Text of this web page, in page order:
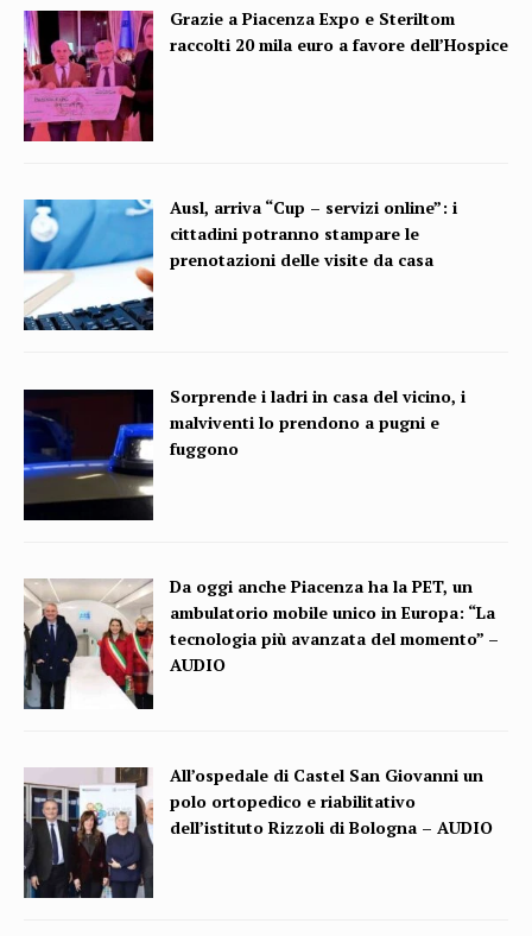
Grazie a Piacenza Expo e Steriltom
raccolti 20 mila euro a favore dell’Hospice
Ausl, arriva “Cup – servizi online”: i
cittadini potranno stampare le
prenotazioni delle visite da casa
Sorprende i ladri in casa del vicino, i
malviventi lo prendono a pugni e
fuggono
Da oggi anche Piacenza ha la PET, un
ambulatorio mobile unico in Europa: “La
tecnologia più avanzata del momento” –
AUDIO
All’ospedale di Castel San Giovanni un
polo ortopedico e riabilitativo
dell’istituto Rizzoli di Bologna – AUDIO